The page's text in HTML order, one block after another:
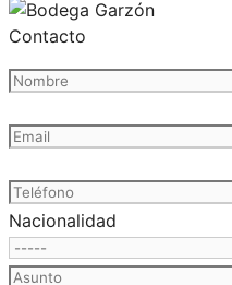
Contacto
Nacionalidad